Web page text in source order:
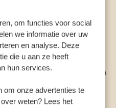
om functies voor social
we informatie over uw
en analyse. Deze
die u aan ze heeft
hun services.
om onze advertenties te
weten? Lees het
Visa
Internationale
vluchten (boeken
verzoek)